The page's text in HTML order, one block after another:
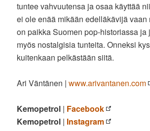
tuntee vahvuutensa ja osaa käyttää
ei ole enää mikään edelläkävijä vaan
on paikka Suomen pop-historiassa ja
myös nostalgisia tunteita. Onneksi
kuitenkaan pelkästään siitä.
Ari Väntänen |www.arivantanen.com
Kemopetrol | Facebook
Kemopetrol | Instagram